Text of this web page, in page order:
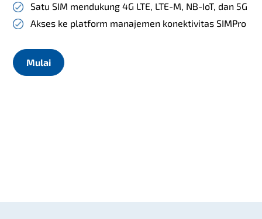
Satu SIM mendukung 4G LTE, LTE-M, NB-IoT, dan 5G
Akses ke platform manajemen konektivitas SIMPro
Mulai